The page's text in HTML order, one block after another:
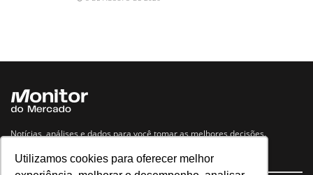
Utilizamos cookies para oferecer melhor
Notícias, análises e dados para você tomar as melhores decisões.
Navegue no site